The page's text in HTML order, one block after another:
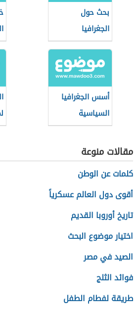
بحث حول
الجغرافيا
الاقتصادية
أسس الجغرافيا
السياسية
مقالات منوعة
كلمات عن الوطن
أقوى دول العالم عسكرياً
تاريخ أوروبا القديم
اختيار موضوع البحث
الصيد في مصر
فوائد الثلج
طريقة لفطام الطفل